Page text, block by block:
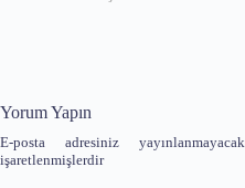
Yorum Yapın
E-posta adresiniz yayınlanmayacak.
işaretlenmişlerdir